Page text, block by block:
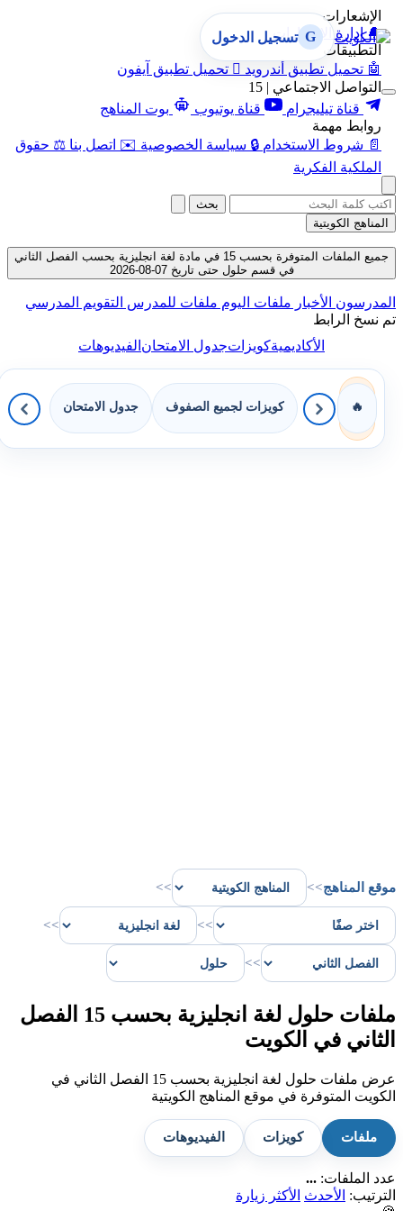
الإشعارات
🔔 إدارة الإشعارات
التطبيقات
🤖 تحميل تطبيق أندرويد  تحميل تطبيق آيفون
التواصل الاجتماعي | 15
قناة تيليجرام
قناة يوتيوب
بوت المناهج
روابط مهمة
📄 شروط الاستخدام 🔒 سياسة الخصوصية ✉️ اتصل بنا ⚖️ حقوق
الملكية الفكرية
G تسجيل الدخول
بحث
المناهج الكويتية
جميع الملفات المتوفرة بحسب 15 في مادة لغة انجليزية بحسب الفصل الثاني
في قسم حلول حتى تاريخ 07-08-2026
المدرسون الأخبار ملفات اليوم ملفات للمدرس التقويم المدرسي
تم نسخ الرابط
الأكاديميةكويزاتجدول الامتحانالفيديوهات
🔥 كويزات لجميع الصفوف جدول الامتحان
موقع المناهج>>
>>
>>
>>
>>
ملفات حلول لغة انجليزية بحسب 15 الفصل
الثاني في الكويت
عرض ملفات حلول لغة انجليزية بحسب 15 الفصل الثاني في
الكويت المتوفرة في موقع المناهج الكويتية
ملفات كويزات الفيديوهات
عدد الملفات: ...
الترتيب:
الأحدث
الأكثر زيارة